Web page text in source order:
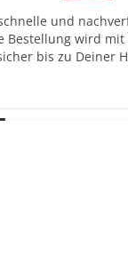
und
Bestellung wird
bis zu Deiner